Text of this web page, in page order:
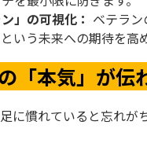
」の可視化： ベテラ
いう未来への期待を高
「本気」が伝
に慣れていると忘れが